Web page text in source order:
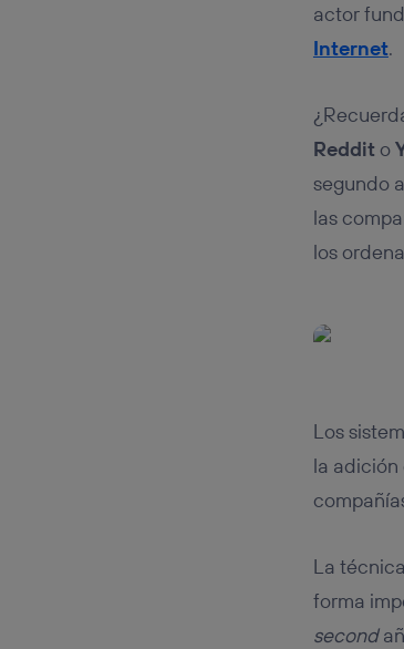
actor
Internet.
Reddit o
segundo
las
los
Los
la adición
La
forma
second